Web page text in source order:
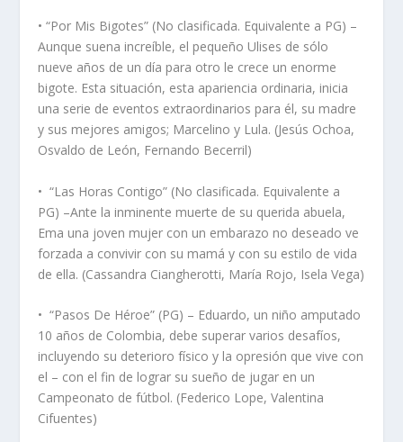
• “Por Mis Bigotes” (No clasificada. Equivalente a PG) –
Aunque suena increíble, el pequeño Ulises de sólo
nueve años de un día para otro le crece un enorme
bigote. Esta situación, esta apariencia ordinaria, inicia
una serie de eventos extraordinarios para él, su madre
y sus mejores amigos; Marcelino y Lula. (Jesús Ochoa,
Osvaldo de León, Fernando Becerril)
• “Las Horas Contigo” (No clasificada. Equivalente a
PG) –Ante la inminente muerte de su querida abuela,
Ema una joven mujer con un embarazo no deseado ve
forzada a convivir con su mamá y con su estilo de vida
de ella. (Cassandra Ciangherotti, María Rojo, Isela Vega)
• “Pasos De Héroe” (PG) – Eduardo, un niño amputado
10 años de Colombia, debe superar varios desafíos,
incluyendo su deterioro físico y la opresión que vive con
el – con el fin de lograr su sueño de jugar en un
Campeonato de fútbol. (Federico Lope, Valentina
Cifuentes)